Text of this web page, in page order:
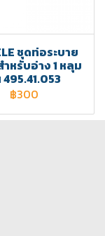
ชุดท่อระบาย
หรับอ่าง 1 หลุม
495.41.053
฿300